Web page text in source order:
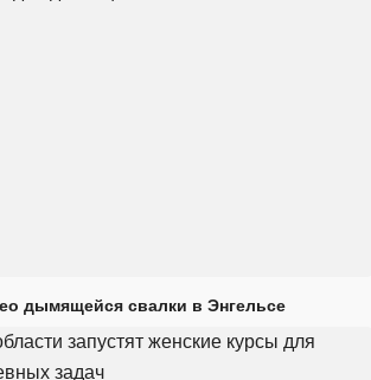
дымящейся свалки в Энгельсе